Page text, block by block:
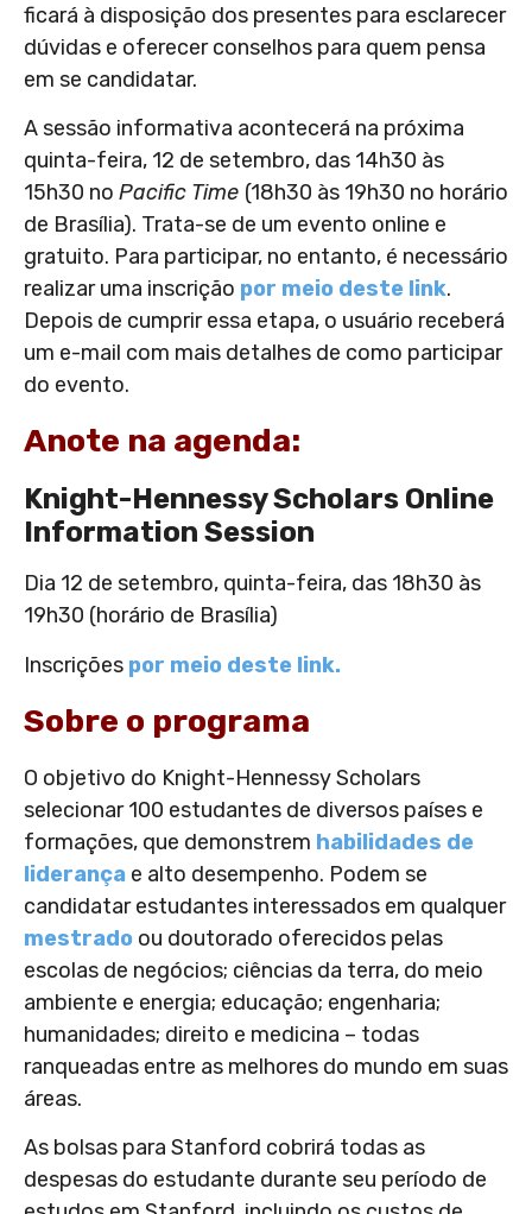
ficará à disposição dos presentes para esclarecer
dúvidas e oferecer conselhos para quem pensa
em se candidatar.
A sessão informativa acontecerá na próxima
quinta-feira, 12 de setembro, das 14h30 às
15h30 no Pacific Time (18h30 às 19h30 no horário
de Brasília). Trata-se de um evento online e
gratuito. Para participar, no entanto, é necessário
realizar uma inscrição por meio deste link.
Depois de cumprir essa etapa, o usuário receberá
um e-mail com mais detalhes de como participar
do evento.
Anote na agenda:
Knight-Hennessy Scholars Online
Information Session
Dia 12 de setembro, quinta-feira, das 18h30 às
19h30 (horário de Brasília)
Inscrições por meio deste link.
Sobre o programa
O objetivo do Knight-Hennessy Scholars
selecionar 100 estudantes de diversos países e
formações, que demonstrem habilidades de
liderança e alto desempenho. Podem se
candidatar estudantes interessados em qualquer
mestrado ou doutorado oferecidos pelas
escolas de negócios; ciências da terra, do meio
ambiente e energia; educação; engenharia;
humanidades; direito e medicina – todas
ranqueadas entre as melhores do mundo em suas
áreas.
As bolsas para Stanford cobrirá todas as
despesas do estudante durante seu período de